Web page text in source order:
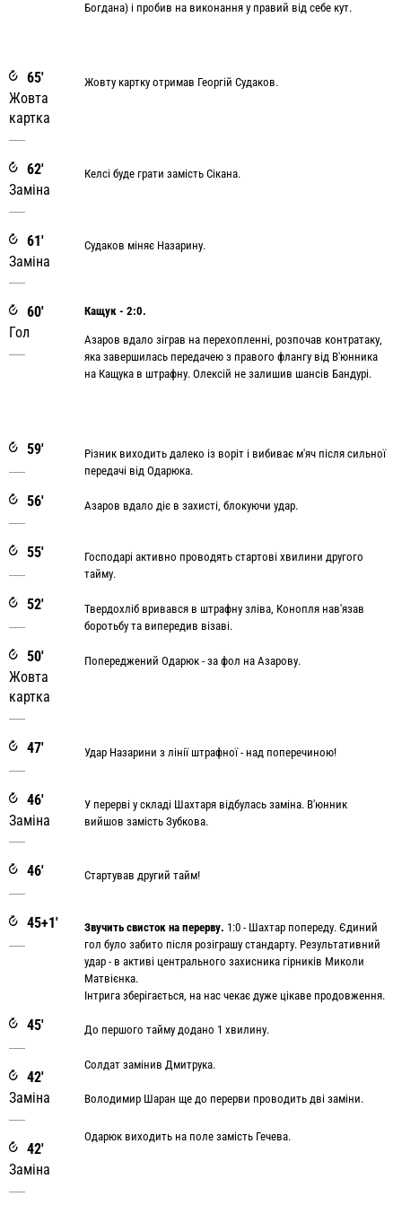
Богдана) і пробив на виконання у правий від себе кут.
65'
Жовта
картка
Жовту картку отримав Георгій Судаков.
62'
Заміна
Келсі буде грати замість Сікана.
61'
Заміна
Cудаков міняє Назарину.
60'
Гол
Кащук - 2:0.
Азаров вдало зіграв на перехопленні, розпочав контратаку,
яка завершилась передачею з правого флангу від В'юнника
на Кащука в штрафну. Олексій не залишив шансів Бандурі.
59'
Різник виходить далеко із воріт і вибиває м'яч після сильної
передачі від Одарюка.
56' Азаров вдало діє в захисті, блокуючи удар.
55'
Господарі активно проводять стартові хвилини другого
тайму.
52'
Твердохліб вривався в штрафну зліва, Конопля нав'язав
боротьбу та випередив візаві.
50'
Жовта
картка
Попереджений Одарюк - за фол на Азарову.
47' Удар Назарини з лінії штрафної - над поперечиною!
46'
Заміна
У перерві у складі Шахтаря відбулась заміна. В'юнник
вийшов замість Зубкова.
46' Стартував другий тайм!
45+1' Звучить свисток на перерву. 1:0 - Шахтар попереду. Єдиний
гол було забито після розіграшу стандарту. Результативний
удар - в активі центрального захисника гірників Миколи
Матвієнка.
Інтрига зберігається, на нас чекає дуже цікаве продовження.
45' До першого тайму додано 1 хвилину.
42'
Заміна
Солдат замінив Дмитрука.
Володимир Шаран ще до перерви проводить дві заміни.
42'
Заміна
Одарюк виходить на поле замість Гечева.